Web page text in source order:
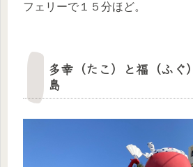
フェリーで１５分ほど。
多幸（たこ）と福（ふぐ
島